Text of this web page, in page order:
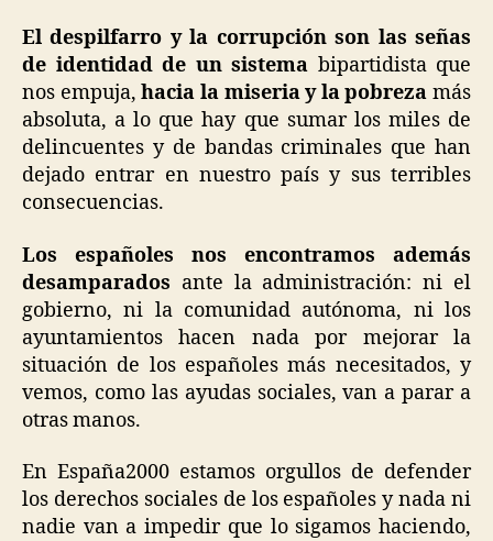
El despilfarro y la corrupción son las señas
de identidad de un sistema bipartidista que
nos empuja,hacia la miseria y la pobreza más
absoluta, a lo que hay que sumar los miles de
delincuentes y de bandas criminales que han
dejado entrar en nuestro país y sus terribles
consecuencias.
Los españoles nos encontramos además
desamparados ante la administración: ni el
gobierno, ni la comunidad autónoma, ni los
ayuntamientos hacen nada por mejorar la
situación de los españoles más necesitados, y
vemos, como las ayudas sociales, van a parar a
otras manos.
En España2000 estamos orgullos de defender
los derechos sociales de los españoles y nada ni
nadie van a impedir que lo sigamos haciendo,